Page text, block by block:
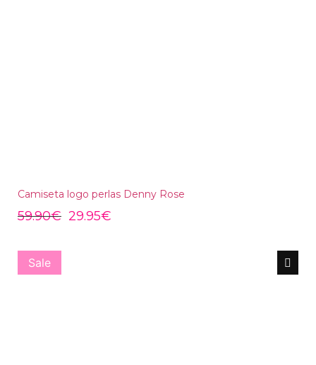
Camiseta logo perlas Denny Rose
59.90€ 29.95€
Sale